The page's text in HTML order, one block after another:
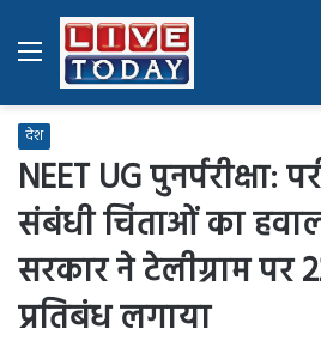
Menu
देश
NEET UG पुनर्परीक्षा:
संबंधी चिंताओं का
सरकार ने टेलीग्राम
प्रतिबंध लगाया